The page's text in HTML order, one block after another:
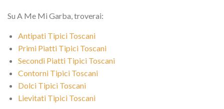
Su A Me Mi Garba, troverai:
Antipati Tipici Toscani
Primi Piatti Tipici Toscani
Secondi Piatti Tipici Toscani
Contorni Tipici Toscani
Dolci Tipici Toscani
Lievitati Tipici Toscani